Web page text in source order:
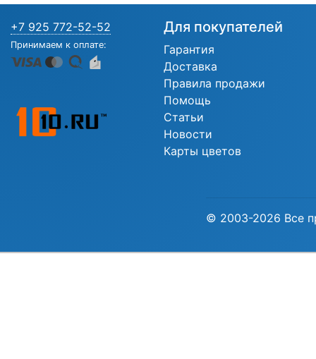
+7 925 772-52-52
Принимаем к оплате:
Для покупателей
Гарантия
Доставка
Правила продажи
Помощь
Статьи
Новости
Карты цветов
© 2003-2026 Все